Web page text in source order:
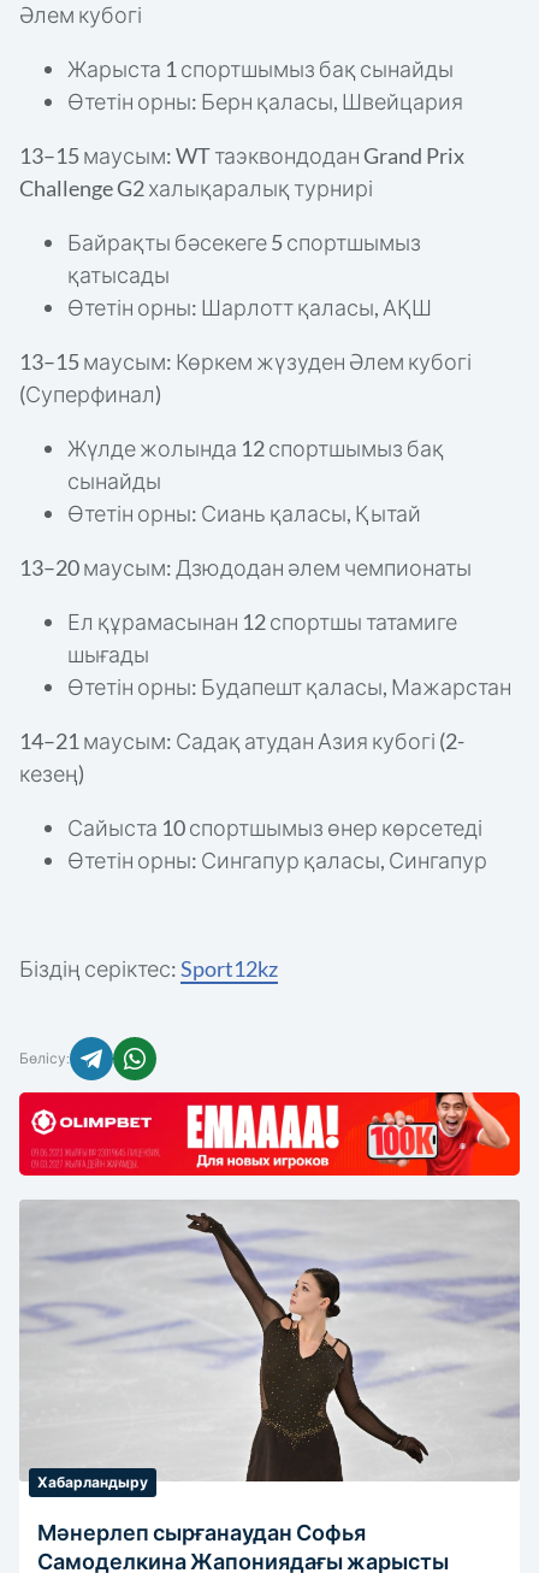
Әлем кубогі
Жарыста 1 спортшымыз бақ сынайды
Өтетін орны: Берн қаласы, Швейцария
13–15 маусым: WT таэквондодан Grand Prix
Challenge G2 халықаралық турнирі
Байрақты бәсекеге 5 спортшымыз
қатысады
Өтетін орны: Шарлотт қаласы, АҚШ
13–15 маусым: Көркем жүзуден Әлем кубогі
(Суперфинал)
Жүлде жолында 12 спортшымыз бақ
сынайды
Өтетін орны: Сиань қаласы, Қытай
13–20 маусым: Дзюдодан әлем чемпионаты
Ел құрамасынан 12 спортшы татамиге
шығады
Өтетін орны: Будапешт қаласы, Мажарстан
14–21 маусым: Садақ атудан Азия кубогі (2-
кезең)
Сайыста 10 спортшымыз өнер көрсетеді
Өтетін орны: Сингапур қаласы, Сингапур
Біздің серіктес:Sport12kz
Бөлісу:
Хабарландыру
Мәнерлеп сырғанаудан Софья
Самоделкина Жапониядағы жарысты